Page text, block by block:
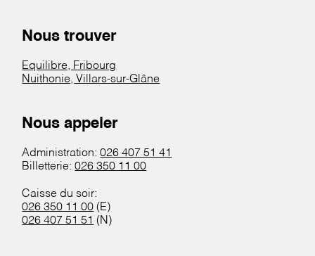
Nous trouver
Equilibre, Fribourg
Nuithonie, Villars-sur-Glâne
Nous appeler
Administration:026 407 51 41
Billetterie:026 350 11 00
Caisse du soir:
026 350 11 00 (E)
026 407 51 51 (N)